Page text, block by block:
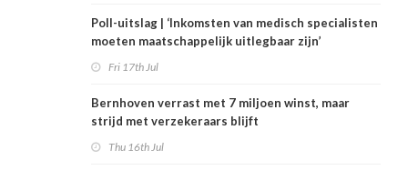
Poll-uitslag | ‘Inkomsten van medisch specialisten
moeten maatschappelijk uitlegbaar zijn’
Fri 17th Jul
Bernhoven verrast met 7 miljoen winst, maar
strijd met verzekeraars blijft
Thu 16th Jul